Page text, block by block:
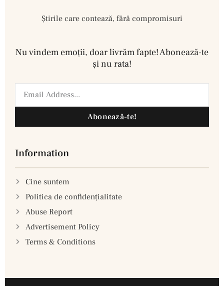
Știrile care contează, fără compromisuri
Nu vindem emoţii, doar livrăm fapte! Abonează-te
şi nu rata!
Abonează-te!
Information
Cine suntem
Politica de confidenţialitate
Abuse Report
Advertisement Policy
Terms & Conditions